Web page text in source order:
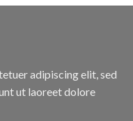
adipiscing elit, sed
ut laoreet dolore